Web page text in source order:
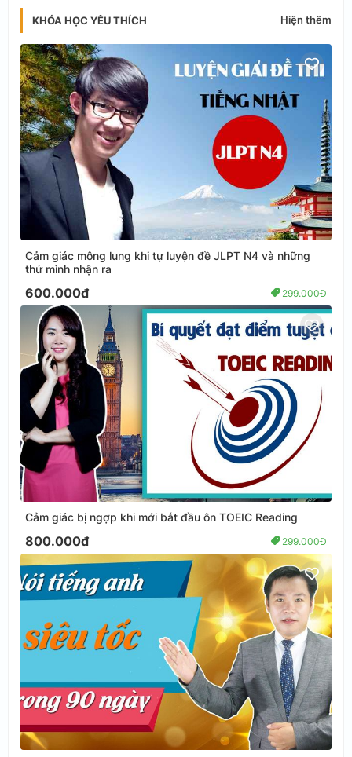
KHÓA HỌC YÊU THÍCH Hiện thêm
Cảm giác mông lung khi tự luyện đề JLPT N4 và những
thứ mình nhận ra
600.000đ 299.000Đ
Cảm giác bị ngợp khi mới bắt đầu ôn TOEIC Reading
800.000đ 299.000Đ